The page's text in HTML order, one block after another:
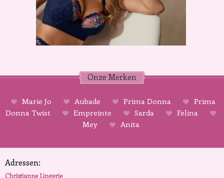
Onze Merken
Marie Jo Aubade Prima Donna
Prima
Donna Twist
Empreinte Sarda
Felina
Mey
Anita
Adressen:
Christianne Lingerie